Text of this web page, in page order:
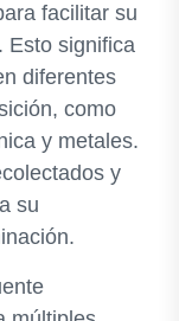
facilitar su
Esto significa
diferentes
como
y metales.
y
su